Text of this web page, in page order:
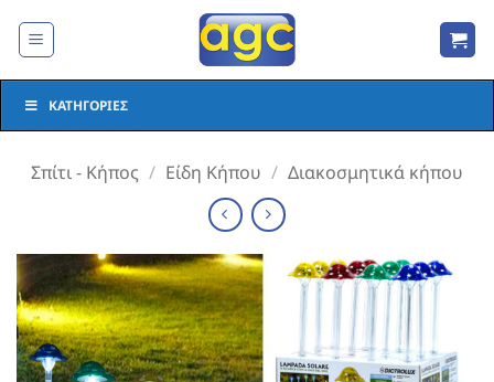
στο
ΚΑΤΗΓΟΡΊΕΣ
Σπίτι - Κήπος / Είδη Κήπου / Διακοσμητικά κήπου